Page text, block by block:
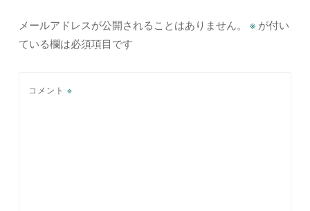
ゲ
ー
シ
メールアドレスが公開されることはありません。 ※ が付い
ている欄は必須項目です
コメント ※